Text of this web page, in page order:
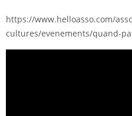
https://www.helloasso.com/
cultures/evenements/quand-